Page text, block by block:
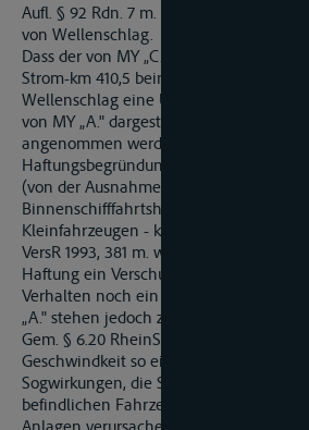
Aufl. § 92 Rdn. 7 m. w. N.). Dies gilt auch
von Wellenschlag.
Dass der von MY „C." bei der Bergfahrt
Strom-km 410,5 beim Überholen von MY
Wellenschlag eine Ursache für das
von MY „A." dargestellt hat, kann
angenommen werden. Dies allein
Haftungsbegründung des Bekl. nicht.
(von der Ausnahme des § 22 WHG
Binnenschifffahrtshaftungsrecht - auch
Kleinfahrzeugen - keine
VersR 1993, 381 m. w. N.). Vielmehr
Haftung ein Verschulden voraus. Weder
Verhalten noch ein Verschulden des
„A." stehen jedoch zur Überzeugung des
Gem. § 6.20 RheinSchPV müssen
Geschwindkeit so einrichten, dass
Sogwirkungen, die Schäden am
befindlichen Fahrzeugen oder